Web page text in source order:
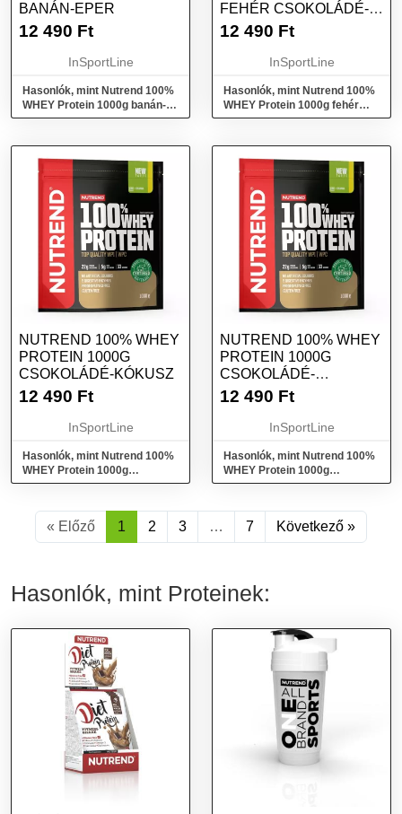
BANÁN-EPER
12 490 Ft
InSportLine
Hasonlók, mint Nutrend 100%
WHEY Protein 1000g banán-
eper
FEHÉR CSOKOLÁDÉ-
KÓKUSZ
12 490 Ft
InSportLine
Hasonlók, mint Nutrend 100%
WHEY Protein 1000g fehér
csokoládé-kókusz
NUTREND 100% WHEY
PROTEIN 1000G
CSOKOLÁDÉ-KÓKUSZ
12 490 Ft
InSportLine
Hasonlók, mint Nutrend 100%
WHEY Protein 1000g
csokoládé-kókusz
NUTREND 100% WHEY
PROTEIN 1000G
CSOKOLÁDÉ-
MOGYORÓ
12 490 Ft
InSportLine
Hasonlók, mint Nutrend 100%
WHEY Protein 1000g
csokoládé-mogyoró
« Előző 1 2 3 … 7 Következő »
Hasonlók, mint Proteinek: